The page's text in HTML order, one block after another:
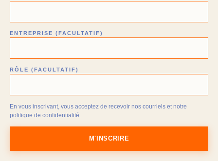
ENTREPRISE (FACULTATIF)
RÔLE (FACULTATIF)
En vous inscrivant, vous acceptez de recevoir nos courriels et notre
politique de confidentialité.
M'INSCRIRE